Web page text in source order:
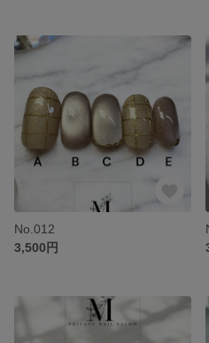
No.012
3,500円